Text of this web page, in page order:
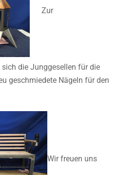
Zur
die Junggesellen für die
geschmiedete Nägeln für den
Wir freuen uns